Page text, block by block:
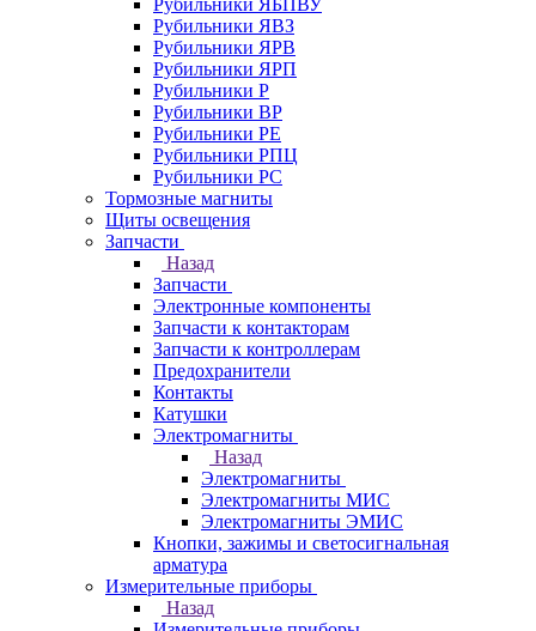
Рубильники ЯБПВУ
Рубильники ЯВЗ
Рубильники ЯРВ
Рубильники ЯРП
Рубильники Р
Рубильники ВР
Рубильники РЕ
Рубильники РПЦ
Рубильники РС
Тормозные магниты
Щиты освещения
Запчасти
Назад
Запчасти
Электронные компоненты
Запчасти к контакторам
Запчасти к контроллерам
Предохранители
Контакты
Катушки
Электромагниты
Назад
Электромагниты
Электромагниты МИС
Электромагниты ЭМИС
Кнопки, зажимы и светосигнальная
арматура
Измерительные приборы
Назад